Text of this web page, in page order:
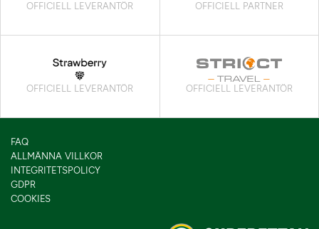
OFFICIELL LEVERANTÖR OFFICIELL PARTNER
OFFICIELL LEVERANTÖR OFFICIELL LEVERANTÖR
FAQ
ALLMÄNNA VILLKOR
INTEGRITETSPOLICY
GDPR
COOKIES